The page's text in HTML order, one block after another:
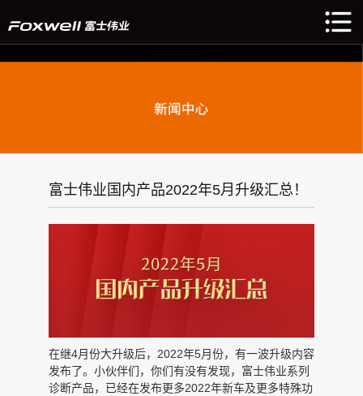
富士伟业国内产品2022年5月升级汇总！
在继4月份大升级后，2022年5月份，有一波升级内容
发布了。小伙伴们，你们有没有发现，富士伟业系列
诊断产品，已经在发布更多2022年新车及更多特殊功